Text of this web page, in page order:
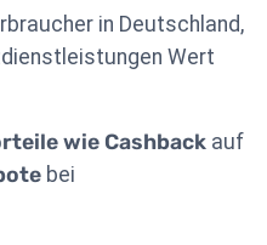
in Deutschland,
Wert
wie Cashback auf
bei